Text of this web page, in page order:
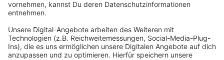
Keine neue Idee
Anzeige